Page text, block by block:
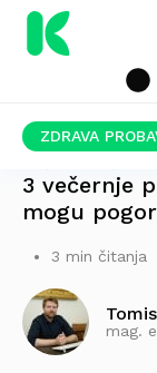
ZDRAVA
3 večernje
mogu
3 min čitanja
mag.